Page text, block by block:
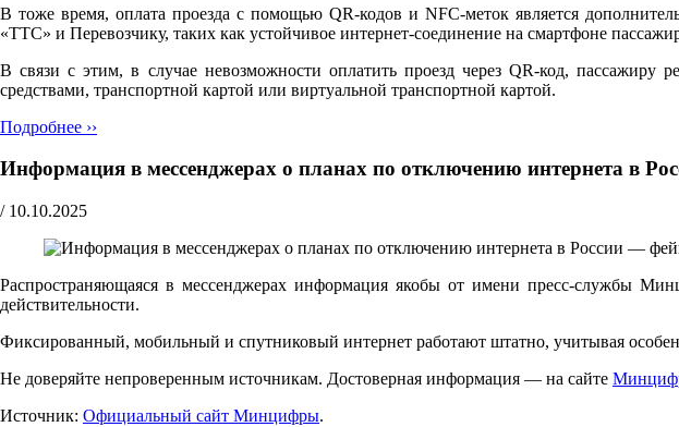
В тоже время, оплата проезда с помощью QR-кодов и NFC-меток является
«ТТС» и Перевозчику, таких как устойчивое интернет-соединение на смартфоне
В связи с этим, в случае невозможности оплатить проезд через QR-код, пассажиру
средствами, транспортной картой или виртуальной транспортной картой.
Подробнее ››
Информация в мессенджерах о планах по отключению интернета в
/ 10.10.2025
Распространяющаяся в мессенджерах информация якобы от имени пресс-службы
действительности.
Фиксированный, мобильный и спутниковый интернет работают штатно, учитывая
Не доверяйте непроверенным источникам. Достоверная информация — на сайте
Источник: Официальный сайт Минцифры.